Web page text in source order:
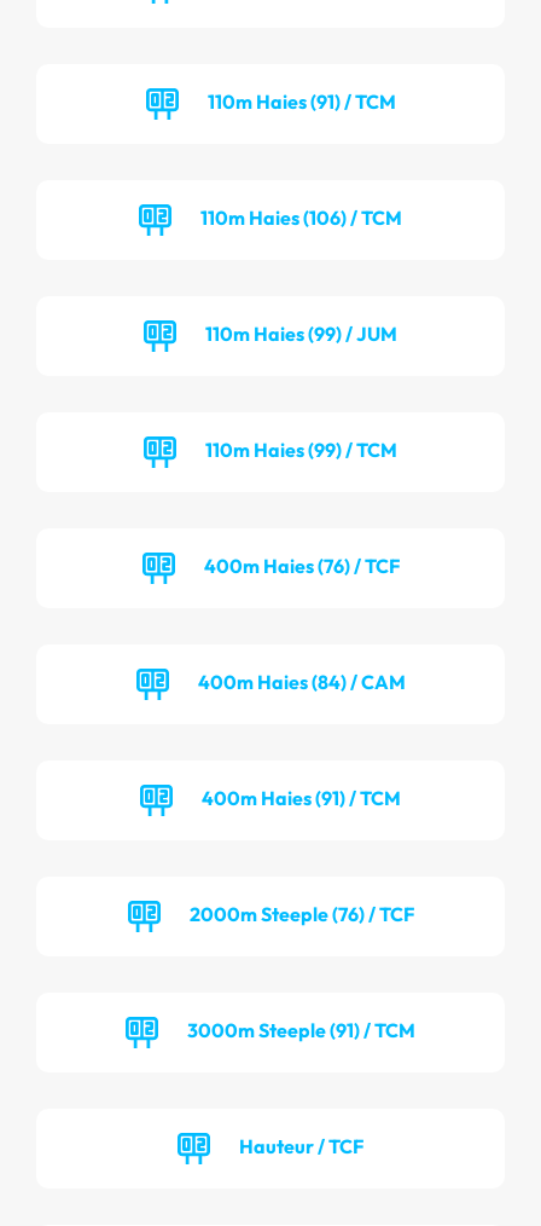
110m Haies (91) / TCM
110m Haies (106) / TCM
110m Haies (99) / JUM
110m Haies (99) / TCM
400m Haies (76) / TCF
400m Haies (84) / CAM
400m Haies (91) / TCM
2000m Steeple (76) / TCF
3000m Steeple (91) / TCM
Hauteur / TCF